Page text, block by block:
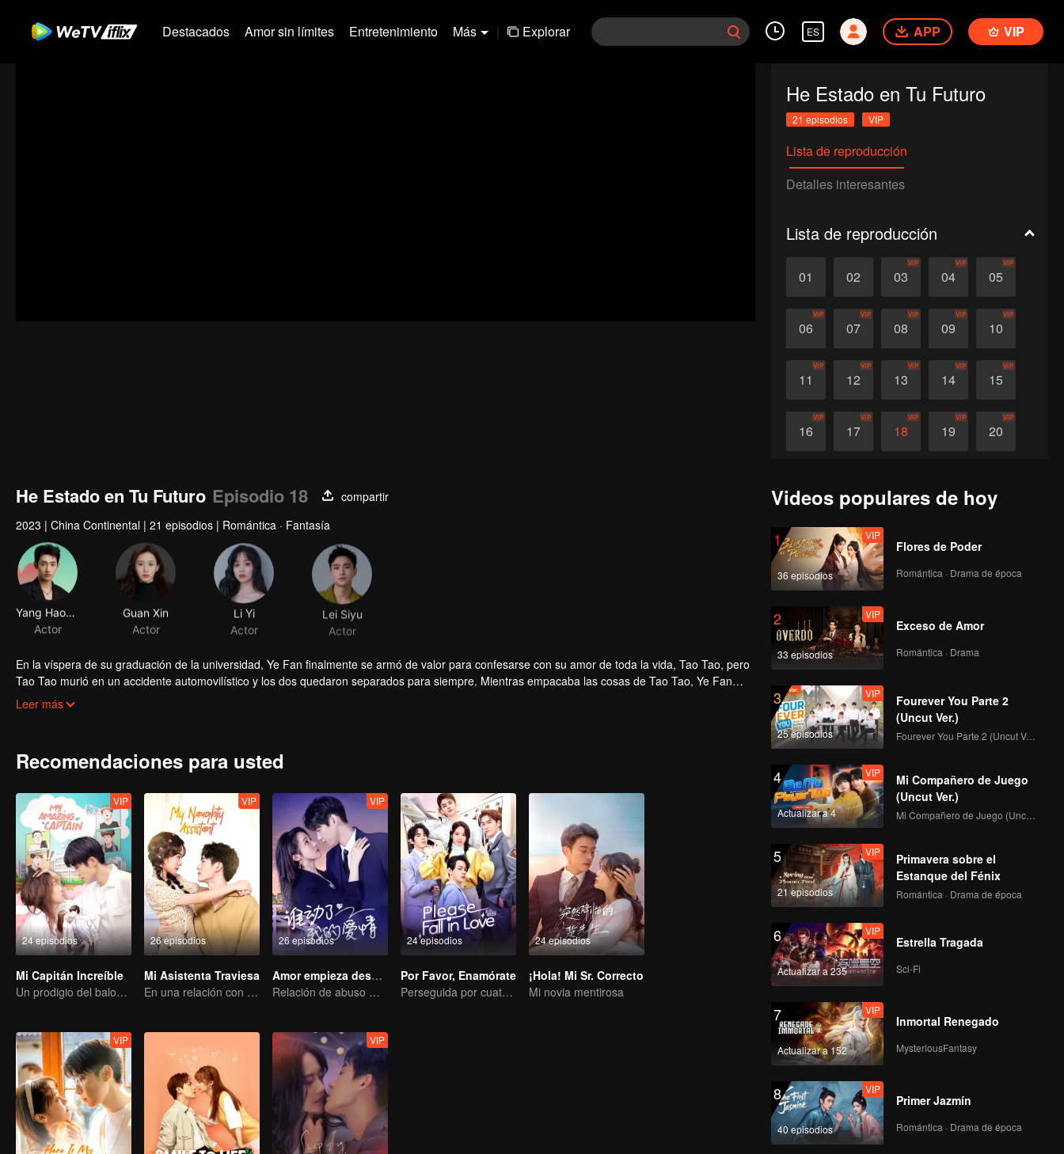
Destacados Amor sin límites Entretenimiento Más | Explorar ES APP VIP
He Estado en Tu Futuro
21 episodios VIP
Lista de reproducción
Detalles interesantes
Lista de reproducción
01 02 03
VIP
04
VIP
05
VIP
06
VIP
07
VIP
08
VIP
09
VIP
10
VIP
11
VIP
12
VIP
13
VIP
14
VIP
15
VIP
16
VIP
17
VIP
18
VIP
19
VIP
20
VIP
He Estado en Tu Futuro Episodio 18
compartir
2023 | China Continental | 21 episodios | Romántica · Fantasía
Yang Haoming
Actor
Guan Xin
Actor
Li Yi
Actor
Lei Siyu
Actor
En la víspera de su graduación de la universidad, Ye Fan finalmente se armó de valor para confesarse con su amor de toda la vida, Tao Tao, pero
Tao Tao murió en un accidente automovilístico y los dos quedaron separados para siempre. Mientras empacaba las cosas de Tao Tao, Ye Fan
accidentalmente consiguió su viejo teléfono celular y obtuvo la capacidad de conectarse con el pasado. Para salvar a Tao Tao, Ye Fan decidió
Leer más
Recomendaciones para usted
24 episodios
VIP
Mi Capitán Increíble
Un prodigio del baloncesto en busca del amor verdadero
26 episodios
VIP
Mi Asistenta Traviesa
En una relación con un ídolo
26 episodios
VIP
Amor empieza después del divorcio
Relación de abuso mutuo: difícil de romper.
24 episodios
Por Favor, Enamórate
Perseguida por cuatro, debes elegir uno
24 episodios
¡Hola! Mi Sr. Correcto
Mi novia mentirosa
VIP VIP
Videos populares de hoy
1
36 episodios
VIP
Flores de Poder
Romántica · Drama de época
2
33 episodios
VIP
Exceso de Amor
Romántica · Drama
3
25 episodios
VIP
Fourever You Parte 2
(Uncut Ver.)
Fourever You Parte 2 (Uncut Ver.)
4
Actualizar a 4
VIP
Mi Compañero de Juego
(Uncut Ver.)
Mi Compañero de Juego (Uncut Ver.)
5
21 episodios
VIP
Primavera sobre el
Estanque del Fénix
Romántica · Drama de época
6
Actualizar a 235
VIP
Estrella Tragada
Sci-Fi
7
Actualizar a 152
VIP
Inmortal Renegado
MysteriousFantasy
8
40 episodios
VIP
Primer Jazmín
Romántica · Drama de época